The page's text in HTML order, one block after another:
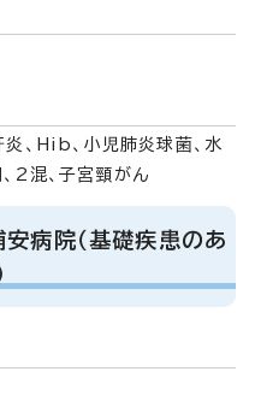
炎、Hib、小児肺炎球菌、水
2混、子宮頸がん
病院（基礎疾患のあ